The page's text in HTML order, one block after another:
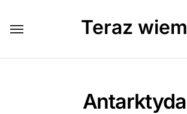
content
Teraz wiem
Antarktyda